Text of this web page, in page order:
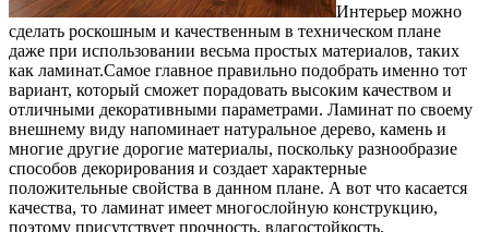
Интерьер можно
сделать роскошным и качественным в техническом плане
даже при использовании весьма простых материалов, таких
как ламинат.Самое главное правильно подобрать именно тот
вариант, который сможет порадовать высоким качеством и
отличными декоративными параметрами. Ламинат по своему
внешнему виду напоминает натуральное дерево, камень и
многие другие дорогие материалы, поскольку разнообразие
способов декорирования и создает характерные
положительные свойства в данном плане. А вот что касается
качества, то ламинат имеет многослойную конструкцию,
поэтому присутствует прочность, влагостойкость,